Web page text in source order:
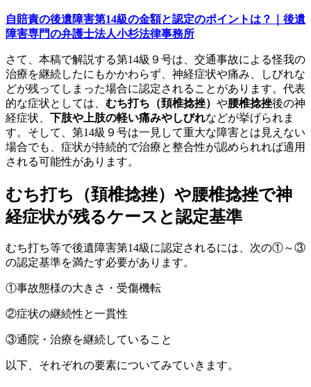
自賠責の後遺障害第14級の金額と認定のポイントは？｜後遺
障害専門の弁護士法人小杉法律事務所
さて、本稿で解説する第14級９号は、交通事故による怪我の
治療を継続したにもかかわらず、神経症状や痛み、しびれな
どが残ってしまった場合に認定されることがあります。代表
的な症状としては、 むち打ち（頚椎捻挫） や腰椎捻挫後の神
経症状、 下肢や上肢の軽い痛みやしびれなどが挙げられま
す。そして、第14級９号は一見して重大な障害とは見えない
場合でも、症状が持続的で治療と整合性が認められれば適用
される可能性があります。
むち打ち（頚椎捻挫）や腰椎捻挫で神
経症状が残るケースと認定基準
むち打ち等で後遺障害第14級に認定されるには、次の①～③
の認定基準を満たす必要があります。
①事故態様の大きさ・受傷機転
②症状の継続性と一貫性
③通院・治療を継続していること
以下、それぞれの要素についてみていきます。